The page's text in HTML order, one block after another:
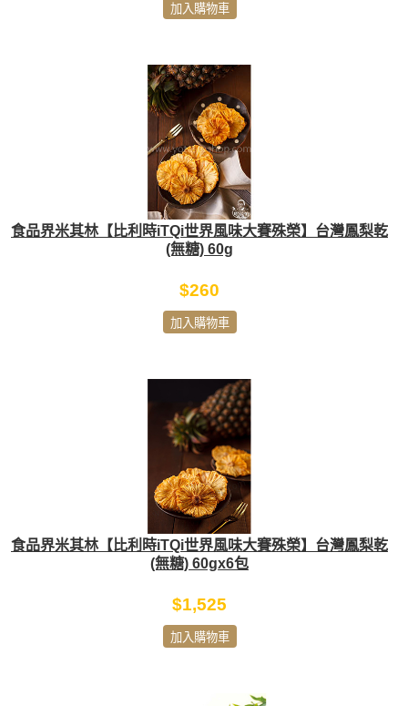
加入購物車
食品界米其林【比利時iTQi世界風味大賽殊榮】台灣鳳梨乾
(無糖) 60g
$260
加入購物車
食品界米其林【比利時iTQi世界風味大賽殊榮】台灣鳳梨乾
(無糖) 60gx6包
$1,525
加入購物車